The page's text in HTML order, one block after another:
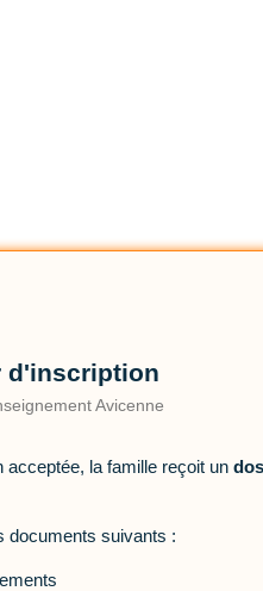
d'inscription
Avicenne
acceptée, la famille reçoit un
documents suivants :